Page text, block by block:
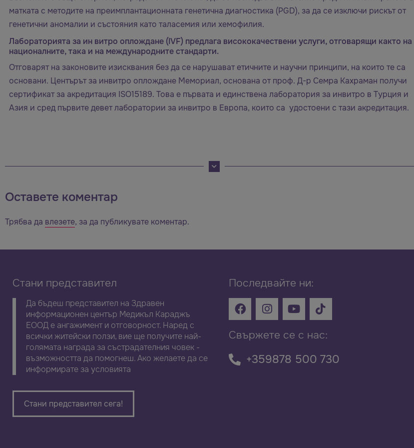
матката с методите на преимплантационната генетична диагностика (PGD), за да се изключи рискът от
генетични аномалии и състояния като таласемия или хемофилия.
Лабораторията за ин витро оплождане (IVF) предлага висококачествени услуги, отговарящи както на
националните, така и на международните стандарти.
Отговарят на законовите изисквания без да се нарушават етичните и научни принципи, на които те са
основани. Центърът за инвитро оплождане Мемориал, основана от проф. Д-р Семра Кахраман получи
сертификат за акредитация ISO15189. Това е първата и единствена лаборатория за инвитро в Турция и
Азия и сред първите девет лаборатории за инвитро в Европа, които са удостоени с тази акредитация.
Оставете коментар
Трябва да влезете, за да публикувате коментар.
Стани представител
Да бъдеш представител на Здравен
информационен център Медикъл Караджъ
ЕООД е ангажимент и отговорност. Наред с
всички житейски ползи, вие ще получите най-
голямата награда за състрадателния човек -
възможността да помогнеш. Ако желаете да се
информирате за условията
Стани представител сега!
Последвайте ни:
Свържете се с нас:
+359878 500 730